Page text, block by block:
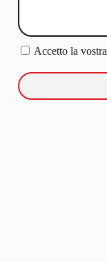
Accetto la vostra